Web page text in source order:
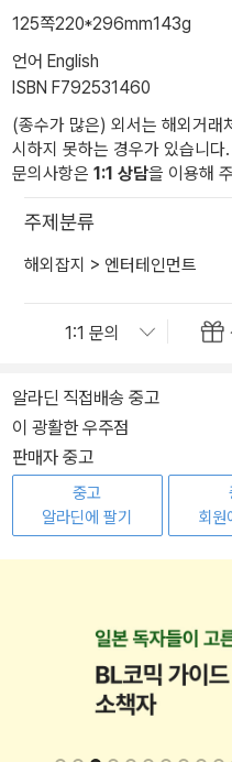
125쪽220*296mm143g
언어 English
ISBN F792531460
(종수가 많은) 외서는 해외거래
시하지 못하는 경우가 있습니다.
문의사항은 1:1 상담을 이용해
주제분류
해외잡지 > 엔터테인먼트
알라딘 직접배송 중고
이 광활한 우주점
판매자 중고
중고
알라딘에 팔기
회원